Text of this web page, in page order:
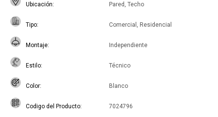
Ubicación Pared, Techo
Tipo Comercial, Residencial
Montaje Independiente
Estilo Técnico
Color Blanco
Codigo del Producto 7024796